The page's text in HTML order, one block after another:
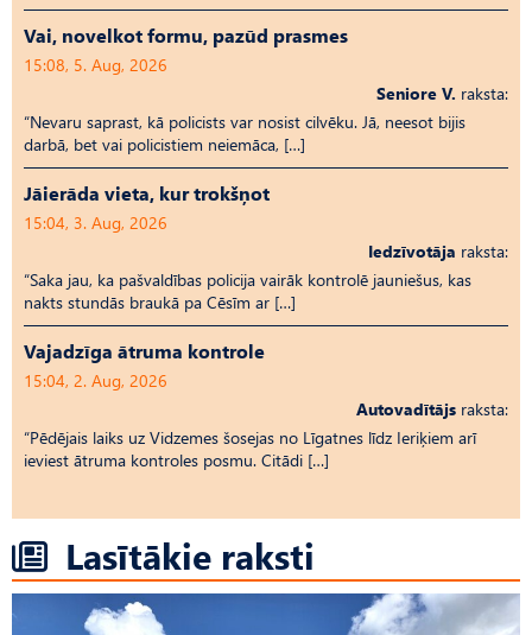
Vai, novelkot formu, pazūd prasmes
15:08, 5. Aug, 2026
Seniore V. raksta:
“Nevaru saprast, kā policists var nosist cilvēku. Jā, neesot bijis
darbā, bet vai policistiem neiemāca, […]
Jāierāda vieta, kur trokšņot
15:04, 3. Aug, 2026
Iedzīvotāja raksta:
“Saka jau, ka pašvaldības policija vairāk kontrolē jauniešus, kas
nakts stundās braukā pa Cēsīm ar […]
Vajadzīga ātruma kontrole
15:04, 2. Aug, 2026
Autovadītājs raksta:
“Pēdējais laiks uz Vid­ze­mes šosejas no Līgatnes līdz Ieriķiem arī
ieviest ātruma kontroles posmu. Citādi […]
Lasītākie raksti